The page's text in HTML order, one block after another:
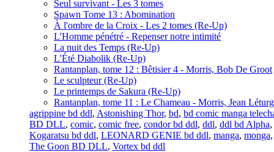
Seul survivant - Les 3 tomes
Spawn Tome 13 : Abomination
À l'ombre de la Croix - Les 2 tomes (Re-Up)
L'Homme pénétré - Repenser notre intimité
La nuit des Temps (Re-Up)
L'Été Diabolik (Re-Up)
Rantanplan, tome 12 : Bêtisier 4 - Morris, Bob De Groot
Le sculpteur (Re-Up)
Le printemps de Sakura (Re-Up)
Rantanplan, tome 11 : Le Chameau - Morris, Jean
agrippine bd ddl, Astonishing Thor, bd, bd comic manga
BD DLL, comic, comic free, condor bd ddl, ddl, ddl bd Alpha,
Kogaratsu bd ddl, LEONARD GENIE bd ddl, manga, monga
The Goon BD DLL, Vortex bd ddl